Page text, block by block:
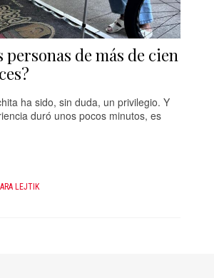
personas de más de cien
ha sido, sin duda, un privilegio. Y
duró unos pocos minutos, es
LEJTIK